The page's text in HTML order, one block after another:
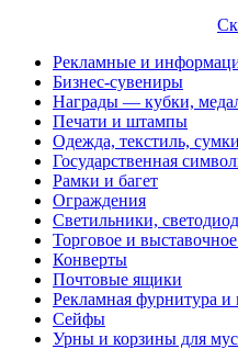
Рекламные и
Бизнес-сувениры
Награды — кубки,
Печати и штампы
Одежда, текстиль, сумки
Государственная
Рамки и багет
Ограждения
Светильники,
Торговое и
Конверты
Почтовые ящики
Рекламная фурнитура и
Сейфы
Урны и корзины для